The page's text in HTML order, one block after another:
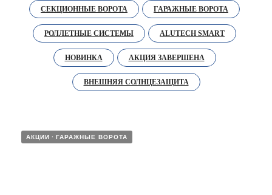
СЕКЦИОННЫЕ ВОРОТА ГАРАЖНЫЕ ВОРОТА
РОЛЛЕТНЫЕ СИСТЕМЫ ALUTECH SMART
НОВИНКА АКЦИЯ ЗАВЕРШЕНА
ВНЕШНЯЯ СОЛНЦЕЗАЩИТА
АКЦИИ ГАРАЖНЫЕ ВОРОТА